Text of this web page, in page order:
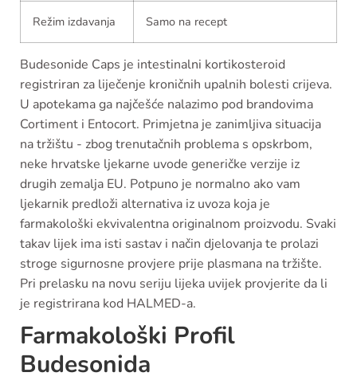
Režim izdavanja Samo na recept
Budesonide Caps je intestinalni kortikosteroid
registriran za liječenje kroničnih upalnih bolesti crijeva.
U apotekama ga najčešće nalazimo pod brandovima
Cortiment i Entocort. Primjetna je zanimljiva situacija
na tržištu - zbog trenutačnih problema s opskrbom,
neke hrvatske ljekarne uvode generičke verzije iz
drugih zemalja EU. Potpuno je normalno ako vam
ljekarnik predloži alternativa iz uvoza koja je
farmakološki ekvivalentna originalnom proizvodu. Svaki
takav lijek ima isti sastav i način djelovanja te prolazi
stroge sigurnosne provjere prije plasmana na tržište.
Pri prelasku na novu seriju lijeka uvijek provjerite da li
je registrirana kod HALMED-a.
Farmakološki Profil
Budesonida